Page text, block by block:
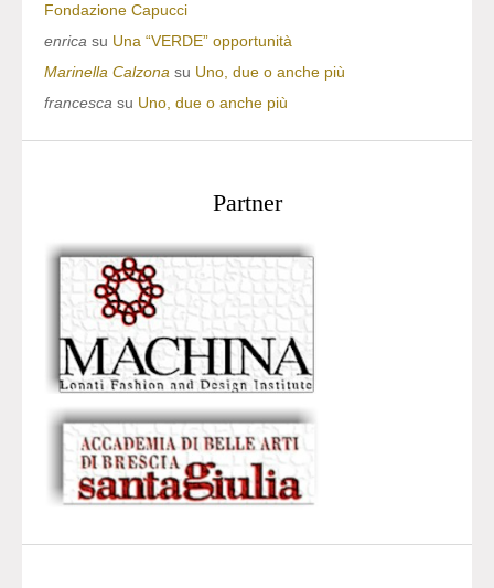
Fondazione Capucci
enrica su Una “VERDE” opportunità
Marinella Calzona su Uno, due o anche più
francesca su Uno, due o anche più
Partner